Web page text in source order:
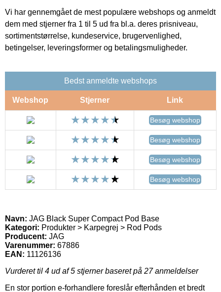
Vi har gennemgået de mest populære webshops og anmeldt
dem med stjerner fra 1 til 5 ud fra bl.a. deres prisniveau,
sortimentstørrelse, kundeservice, brugervenlighed,
betingelser, leveringsformer og betalingsmuligheder.
Bedst anmeldte webshops
Webshop Stjerner Link
Besøg webshop
Besøg webshop
Besøg webshop
Besøg webshop
Navn: JAG Black Super Compact Pod Base
Kategori: Produkter > Karpegrej > Rod Pods
Producent: JAG
Varenummer: 67886
EAN: 11126136
Vurderet til 4 ud af 5 stjerner baseret på 27anmeldelser
En stor portion e-forhandlere foreslår efterhånden et bredt